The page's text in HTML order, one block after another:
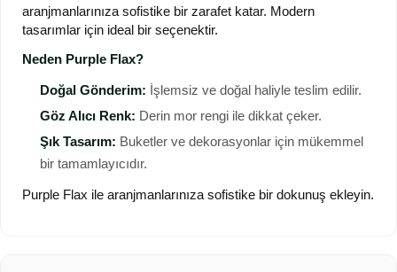
aranjmanlarınıza sofistike bir zarafet katar. Modern
tasarımlar için ideal bir seçenektir.
Neden Purple Flax?
Doğal Gönderim: İşlemsiz ve doğal haliyle teslim edilir.
Göz Alıcı Renk: Derin mor rengi ile dikkat çeker.
Şık Tasarım: Buketler ve dekorasyonlar için mükemmel
bir tamamlayıcıdır.
Purple Flax ile aranjmanlarınıza sofistike bir dokunuş ekleyin.